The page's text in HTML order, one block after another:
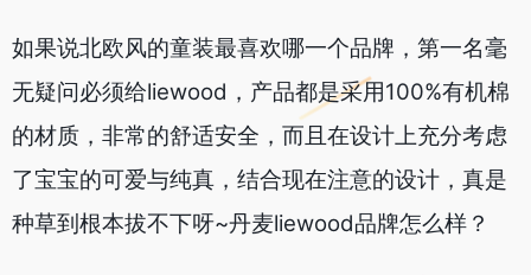
如果说北欧风的童装最喜欢哪一个品牌，第一名毫
无疑问必须给liewood，产品都是采用100%有机棉
的材质，非常的舒适安全，而且在设计上充分考虑
了宝宝的可爱与纯真，结合现在注意的设计，真是
种草到根本拔不下呀~丹麦liewood品牌怎么样？